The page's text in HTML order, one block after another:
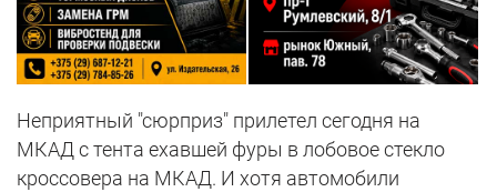
Неприятный "сюрприз" прилетел сегодня на
МКАД с тента ехавшей фуры в лобовое стекло
кроссовера на МКАД. И хотя автомобили